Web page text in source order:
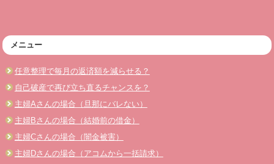
メニュー
任意整理で毎月の返済額を減らせる？
自己破産で再び立ち直るチャンスを？
主婦Aさんの場合（旦那にバレない）
主婦Bさんの場合（結婚前の借金）
主婦Cさんの場合（闇金被害）
主婦Dさんの場合（アコムから一括請求）